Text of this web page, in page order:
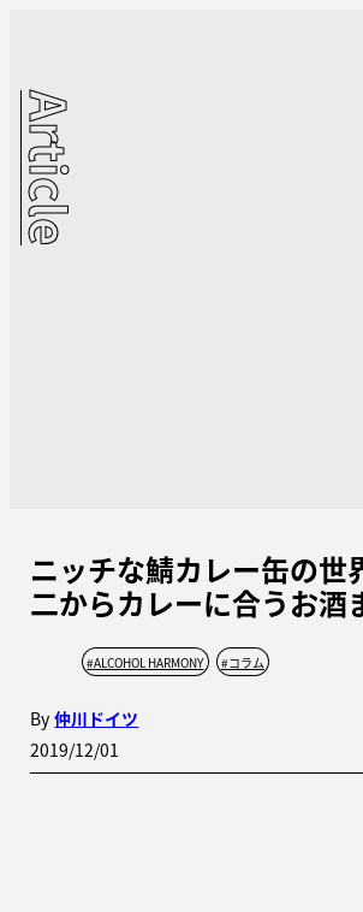
Article
ニッチな鯖カレー缶の世
二からカレーに合うお酒
#ALCOHOL HARMONY #コラム
By 仲川ドイツ
2019/12/01